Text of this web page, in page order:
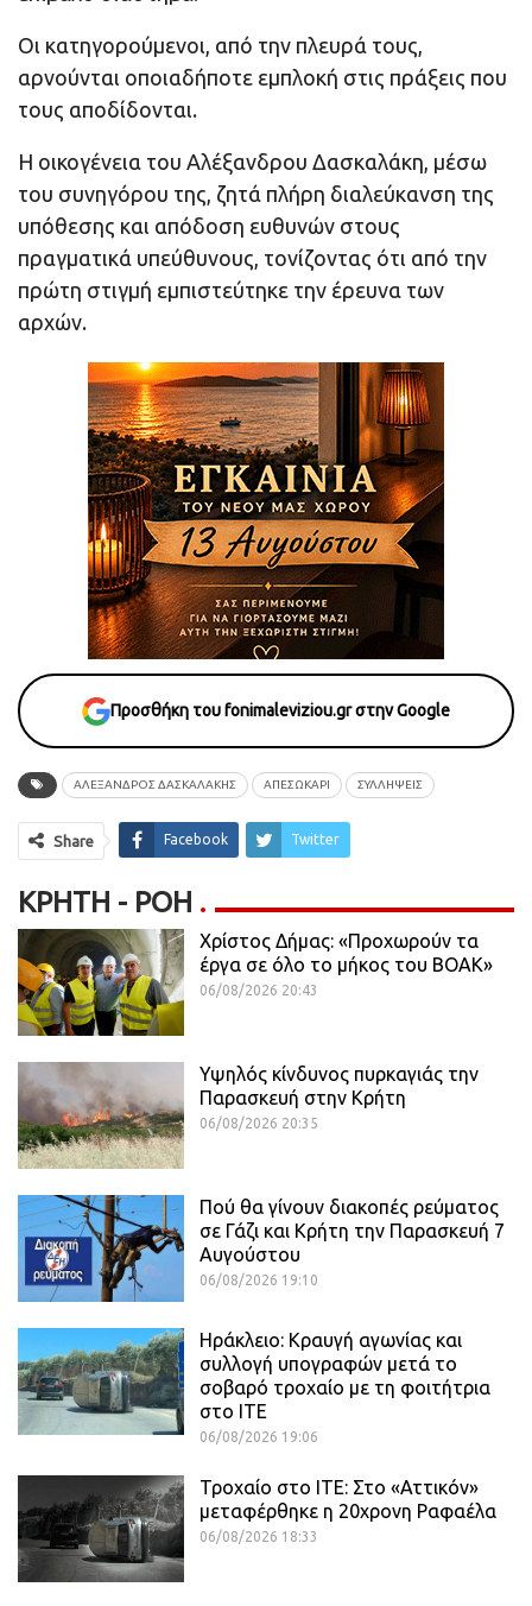
Οι κατηγορούμενοι, από την πλευρά τους,
αρνούνται οποιαδήποτε εμπλοκή στις πράξεις που
τους αποδίδονται.
Η οικογένεια του Αλέξανδρου Δασκαλάκη, μέσω
του συνηγόρου της, ζητά πλήρη διαλεύκανση της
υπόθεσης και απόδοση ευθυνών στους
πραγματικά υπεύθυνους, τονίζοντας ότι από την
πρώτη στιγμή εμπιστεύτηκε την έρευνα των
αρχών.
Προσθήκη του fonimaleviziou.gr στην Google
ΑΛΕΞΑΝΔΡΟΣ ΔΑΣΚΑΛΑΚΗΣ ΑΠΕΣΩΚΑΡΙ ΣΥΛΛΗΨΕΙΣ
Share Facebook Twitter
ΚΡΉΤΗ - ΡΟΗ
Χρίστος Δήμας: «Προχωρούν τα
έργα σε όλο το μήκος του ΒΟΑΚ»
06/08/2026 20:43
Υψηλός κίνδυνος πυρκαγιάς την
Παρασκευή στην Κρήτη
06/08/2026 20:35
Πού θα γίνουν διακοπές ρεύματος
σε Γάζι και Κρήτη την Παρασκευή 7
Αυγούστου
06/08/2026 19:10
Ηράκλειο: Κραυγή αγωνίας και
συλλογή υπογραφών μετά το
σοβαρό τροχαίο με τη φοιτήτρια
στο ΙΤΕ
06/08/2026 19:06
Τροχαίο στο ΙΤΕ: Στο «Αττικόν»
μεταφέρθηκε η 20χρονη Ραφαέλα
06/08/2026 18:33